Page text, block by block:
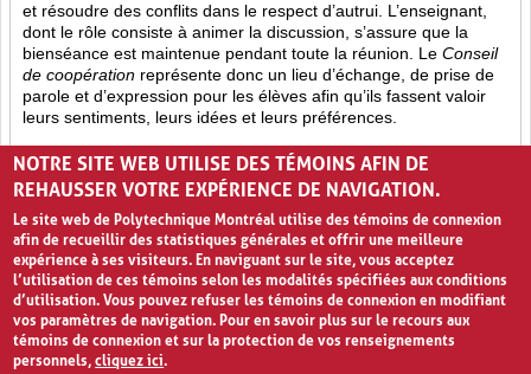
et résoudre des conflits dans le respect d’autrui. L’enseignant,
dont le rôle consiste à animer la discussion, s’assure que la
bienséance est maintenue pendant toute la réunion. Le Conseil
de coopération représente donc un lieu d’échange, de prise de
parole et d’expression pour les élèves afin qu’ils fassent valoir
leurs sentiments, leurs idées et leurs préférences.
Opinion (8) Partage (13) Rétroaction (4)
NOTRE SITE WEB UTILISE DES TÉMOINS AFIN DE
REHAUSSER VOTRE EXPÉRIENCE DE NAVIGATION.
Le site web de Polytechnique Montréal utilise des témoins de connexion
afin de recueillir des statistiques générales et offrir une meilleure
expérience à ses visiteurs. En naviguant sur le site, vous acceptez
l’utilisation de ces témoins selon les modalités spécifiées aux conditions
d’utilisation. Vous pouvez refuser les témoins de connexion en modifiant
vos paramètres de navigation. Pour en savoir plus sur le recours aux
témoins de connexion et sur la protection de vos renseignements
personnels,cliquez ici.